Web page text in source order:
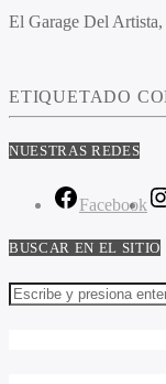
El Garage Del
ETIQUETADO
NUESTRAS REDES
Facebook
BUSCAR EN EL SITIO